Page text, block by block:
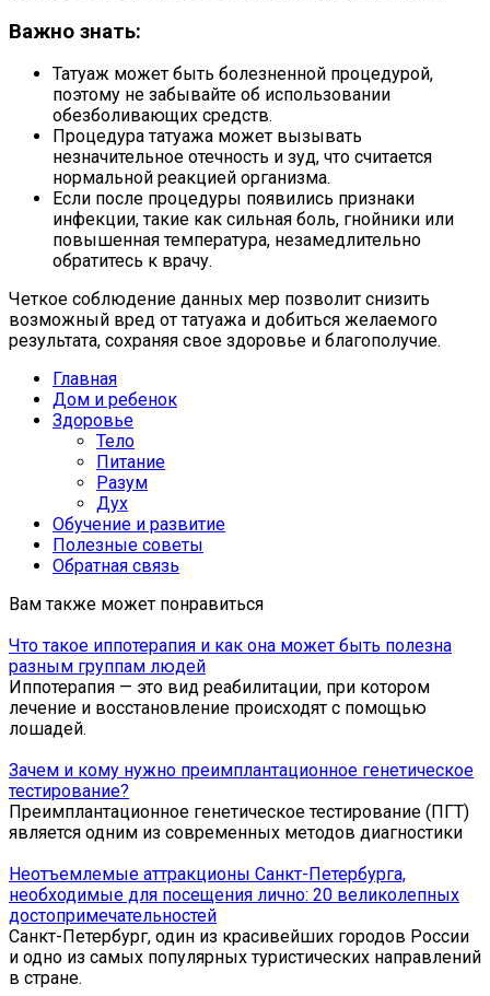
Важно знать:
Татуаж может быть болезненной процедурой,
поэтому не забывайте об использовании
обезболивающих средств.
Процедура татуажа может вызывать
незначительное отечность и зуд, что считается
нормальной реакцией организма.
Если после процедуры появились признаки
инфекции, такие как сильная боль, гнойники или
повышенная температура, незамедлительно
обратитесь к врачу.
Четкое соблюдение данных мер позволит снизить
возможный вред от татуажа и добиться желаемого
результата, сохраняя свое здоровье и благополучие.
Главная
Дом и ребенок
Здоровье
Тело
Питание
Разум
Дух
Обучение и развитие
Полезные советы
Обратная связь
Вам также может понравиться
Что такое иппотерапия и как она может быть полезна
разным группам людей
Иппотерапия — это вид реабилитации, при котором
лечение и восстановление происходят с помощью
лошадей.
Зачем и кому нужно преимплантационное генетическое
тестирование?
Преимплантационное генетическое тестирование (ПГТ)
является одним из современных методов диагностики
Неотъемлемые аттракционы Санкт-Петербурга,
необходимые для посещения лично: 20 великолепных
достопримечательностей
Санкт-Петербург, один из красивейших городов России
и одно из самых популярных туристических направлений
в стране.